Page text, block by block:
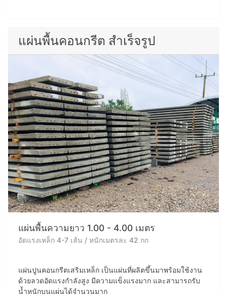
แผ่นพื้นคอนกรีต สำเร็จรูป
แผ่นพื้นความยาว 1.00 - 4.00 เมตร
อัดแรงเหล็ก 4-7 เส้น / หนักเมตรละ 42 กก
แผ่นปูนคอนกรีตเสริมเหล็ก เป็นแผ่นที่ผลิตขึ้นมาพร้อมใช้งาน
ด้วยลวดอัดแรงกำลังสูง มีความแข็งแรงมาก และสามารถรับ
น้ำหนักบนแผ่นได้จำนวนมาก